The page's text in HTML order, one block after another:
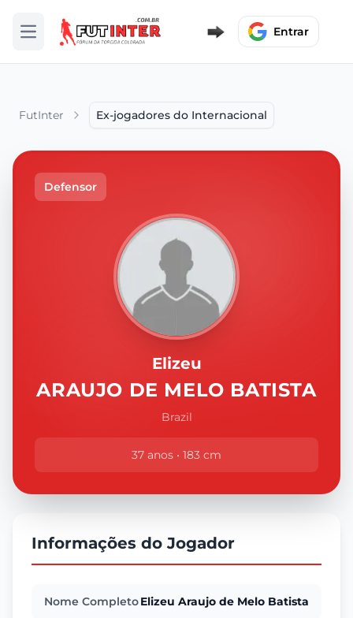
Abrir menu Entrar
FutInter Ex-jogadores do Internacional
Defensor
Elizeu
ARAUJO DE MELO BATISTA
Brazil
37 anos • 183 cm
Informações do Jogador
Nome CompletoElizeu Araujo de Melo Batista